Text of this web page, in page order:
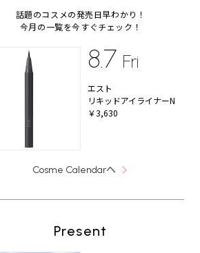
話題のコスメの発売日早わかり！
今月の一覧を今すぐチェック！
8.7 Fri
エスト
リキッドアイライナーN
￥3,630
Cosme Calendarへ
Present